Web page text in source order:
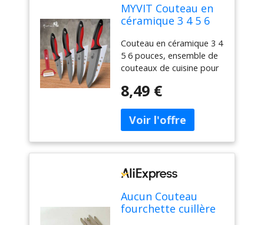
MYVIT Couteau en
céramique 3 4 5 6
de couteaux de
cuisine pour Chef,
lame noire en
zircone, pour
légumes et fruits,
outil de cuisine
Couteau en céramique 3 4
5 6 pouces, ensemble de
couteaux de cuisine pour
zircone, pour légumes et
8,49 €
Aucun Couteau
fourchette cuillère